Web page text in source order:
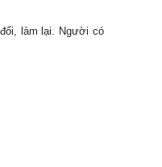
làm lại. Người có